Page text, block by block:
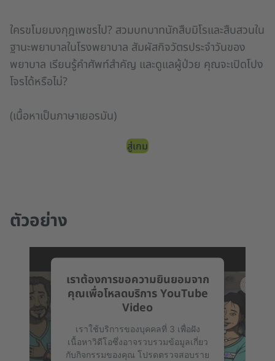
ใครขโมยมงกุฎเพชรไป? สวมบทบาทนักสืบมิโรและสืบสวนใน
ฐานะพยาบาลในโรงพยาบาล สัมผัสกิจวัตรประจำวันของ
พยาบาล เรียนรู้คำศัพท์สำคัญ และดูแลผู้ป่วย คุณจะเปิดโปง
โจรได้หรือไม่?
(เนื้อหาเป็นภาษาเยอรมัน)
สู่เกม
ตัวอย่าง
เราต้องการขอความยินยอมจาก
คุณเพื่อโหลดบริการ YouTube
Video
เราใช้บริการของบุคคลที่ 3 เพื่อฝัง
เนื้อหาวิดีโอซึ่งอาจรวบรวมข้อมูลเกี่ยว
กับกิจกรรมของคุณ โปรดตรวจสอบราย